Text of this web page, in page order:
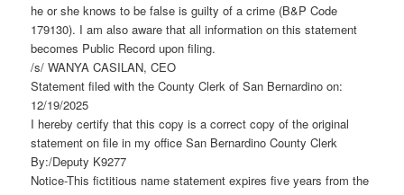
he or she knows to be false is guilty of a crime (B&P Code
179130). I am also aware that all information on this statement
becomes Public Record upon filing.
/s/ WANYA CASILAN, CEO
Statement filed with the County Clerk of San Bernardino on:
12/19/2025
I hereby certify that this copy is a correct copy of the original
statement on file in my office San Bernardino County Clerk
By:/Deputy K9277
Notice-This fictitious name statement expires five years from the